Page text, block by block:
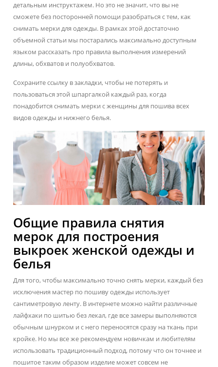
детальным инструктажем. Но это не значит, что вы не
сможете без посторонней помощи разобраться с тем, как
снимать мерки для одежды. В рамках этой достаточно
объемной статьи мы постарались максимально доступным
языком рассказать про правила выполнения измерений
длины, обхватов и полуобхватов.
Сохраните ссылку в закладки, чтобы не потерять и
пользоваться этой шпаргалкой каждый раз, когда
понадобится снимать мерки с женщины для пошива всех
видов одежды и нижнего белья.
Общие правила снятия
мерок для построения
выкроек женской одежды и
белья
Для того, чтобы максимально точно снять мерки, каждый без
исключения мастер по пошиву одежды использует
сантиметровую ленту. В интернете можно найти различные
лайфхаки по шитью без лекал, где все замеры выполняются
обычным шнурком и с него переносятся сразу на ткань при
кройке. Но мы все же рекомендуем новичкам и любителям
использовать традиционный подход, потому что он точнее и
пошитое таким образом изделие может совсем не